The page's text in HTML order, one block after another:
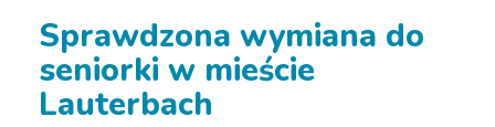
Sprawdzona wymiana do
seniorki w mieście
Lauterbach